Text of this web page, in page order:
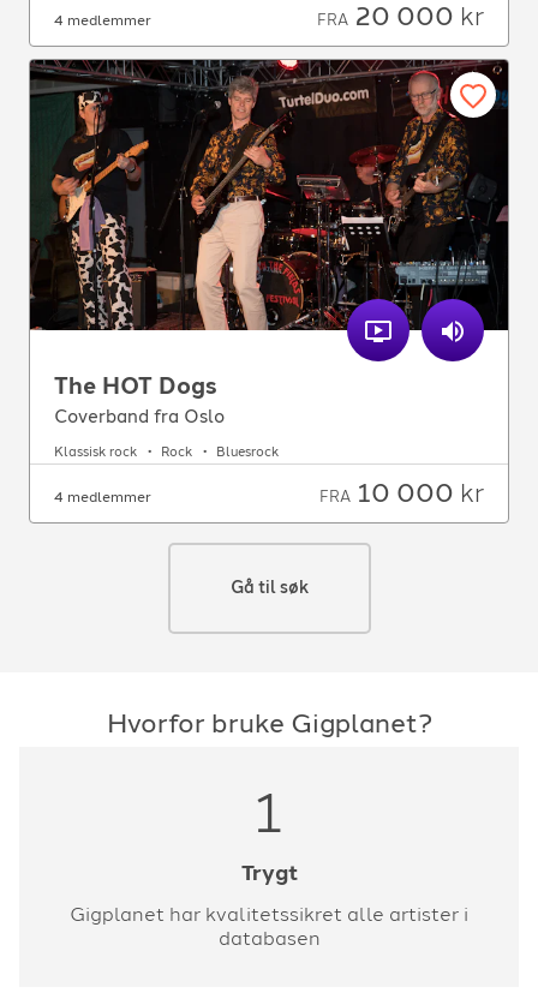
4 medlemmer FRA 20 000 kr
The HOT Dogs
Coverband fra Oslo
Klassisk rock Rock Bluesrock
4 medlemmer FRA 10 000 kr
Gå til søk
Hvorfor bruke Gigplanet?
1
Trygt
Gigplanet har kvalitetssikret alle artister i
databasen